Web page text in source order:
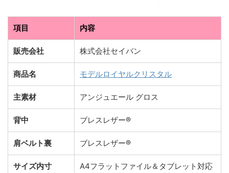
項目 内容
販売会社 株式会社セイバン
商品名 モデルロイヤルクリスタル
主素材 アンジュエール グロス
背中 ブレスレザー®
肩ベルト裏 ブレスレザー®
サイズ内寸
A4フラットファイル＆タブレット対応